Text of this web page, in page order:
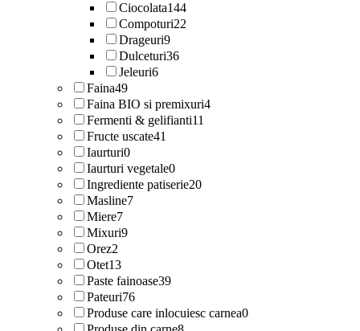
Ciocolata144
Compoturi22
Drageuri9
Dulceturi36
Jeleuri6
Faina49
Faina BIO si premixuri4
Fermenti & gelifianti11
Fructe uscate41
Iaurturi0
Iaurturi vegetale0
Ingrediente patiserie20
Masline7
Miere7
Mixuri9
Orez2
Otet13
Paste fainoase39
Pateuri76
Produse care inlocuiesc carnea0